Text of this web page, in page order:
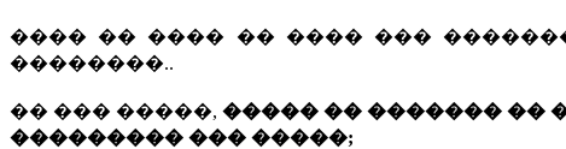
���� �� ���� �� ���� ���
��������..
�� ��� �����, ����� �� ������� ��
��������� ��� �����;